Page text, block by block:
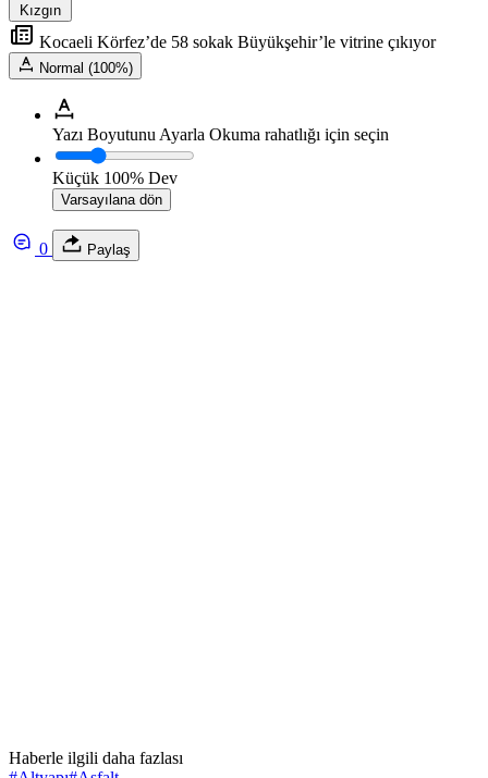
Kızgın
Kocaeli Körfez’de 58 sokak Büyükşehir’le vitrine çıkıyor
Normal (100%)
Yazı Boyutunu Ayarla Okuma rahatlığı için seçin
Küçük 100% Dev
Varsayılana dön
0 Paylaş
Haberle ilgili daha fazlası